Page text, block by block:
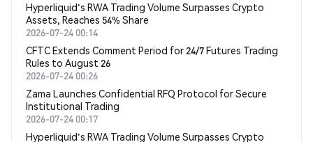
Hyperliquid's RWA Trading Volume Surpasses Crypto
Assets, Reaches 54% Share
2026-07-24 00:14
CFTC Extends Comment Period for 24/7 Futures Trading
Rules to August 26
2026-07-24 00:26
Zama Launches Confidential RFQ Protocol for Secure
Institutional Trading
2026-07-24 00:17
Hyperliquid's RWA Trading Volume Surpasses Crypto